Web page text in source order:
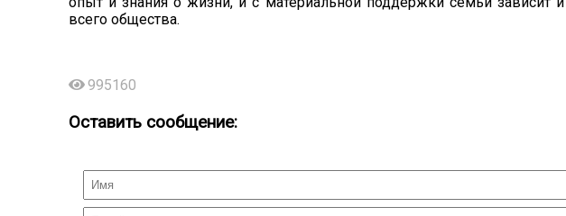
всего общества.
995160
Оставить сообщение: